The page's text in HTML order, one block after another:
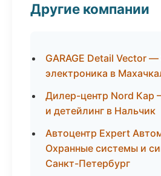
Другие компании
GARAGE Detail Vector
электроника в
Дилер-центр Nord Кар
и детейлинг в Нальчик
Автоцентр Expert
Охранные системы и
Санкт-Петербург